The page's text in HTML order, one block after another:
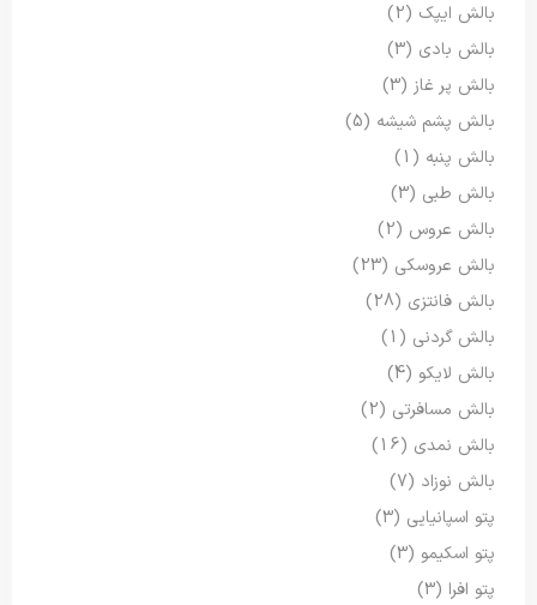
بالش ایپک (2)
بالش بادی (3)
بالش پر غاز (3)
بالش پشم شیشه (5)
بالش پنبه (1)
بالش طبی (3)
بالش عروس (2)
بالش عروسکی (23)
بالش فانتزی (28)
بالش گردنی (1)
بالش لایکو (4)
بالش مسافرتی (2)
بالش نمدی (16)
بالش نوزاد (7)
پتو اسپانیایی (3)
پتو اسکیمو (3)
پتو افرا (3)